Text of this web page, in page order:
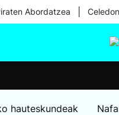
Abordatzea
hauteskundeak